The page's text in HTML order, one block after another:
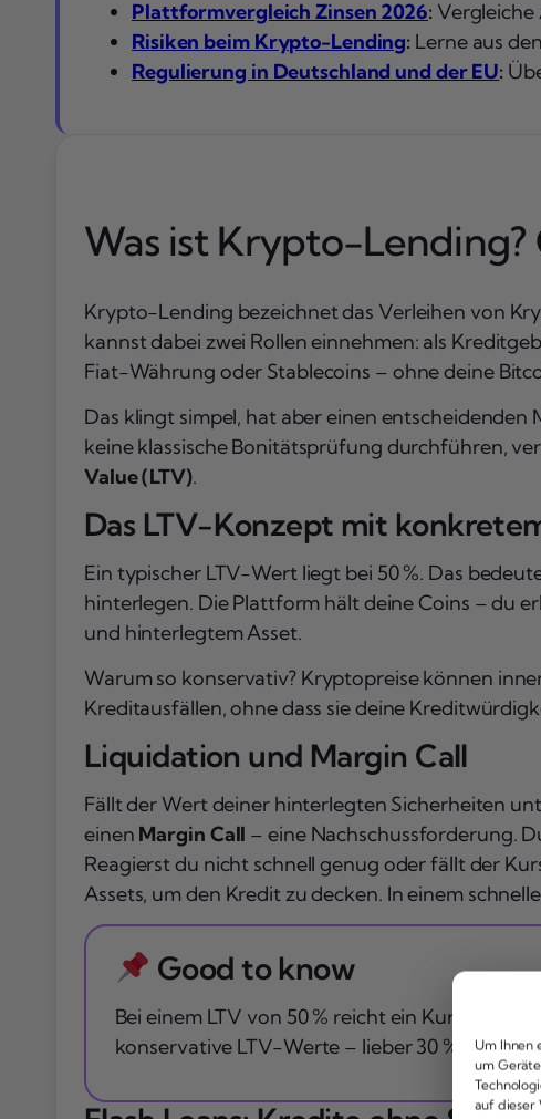
Um Ihnen
um
auf dieser
Plattformvergleich Zinsen 2026:Vergleiche
Risiken beim Krypto-Lending: Lerne aus
Regulierung in Deutschland und der EU:
Was ist Krypto-
Krypto-Lending bezeichnet das Verleihen von
kannst dabei zwei Rollen einnehmen: als
Fiat-Währung oder Stablecoins – ohne deine
Das klingt simpel, hat aber einen entscheidenden
keine klassische Bonitätsprüfung durchführen,
Value (LTV).
Das LTV-Konzept mit
Ein typischer LTV-Wert liegt bei 50 %. Das
hinterlegen. Die Plattform hält deine Coins – du
und hinterlegtem Asset.
Warum so konservativ? Kryptopreise können
Kreditausfällen, ohne dass sie deine
Liquidation und Margin Call
Fällt der Wert deiner hinterlegten Sicherheiten
einen Margin Call – eine Nachschussforderung.
Reagierst du nicht schnell genug oder fällt der
Assets, um den Kredit zu decken. In einem
Good to know
Bei einem LTV von 50 % reicht ein
konservative LTV-Werte – lieber 30 % als 70 %.